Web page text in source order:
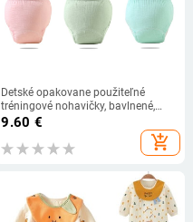
Detské opakovane použiteľné
tréningové nohavičky, bavlnené,
priedušné, pre batoľatá, letná verzia,
6 mesiacov–6 rokov, 9–36 kg
9.60 €
add_shopping_cart